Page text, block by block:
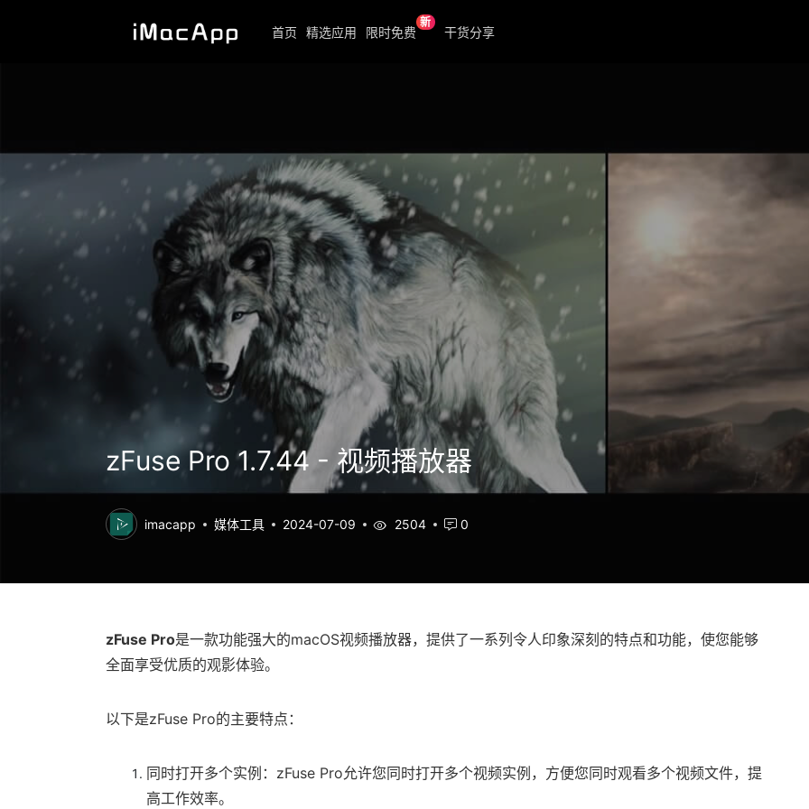
首页 精选应用 限时免费
新
干货分享
zFuse Pro 1.7.44 - 视频播放器
imacapp 媒体工具 2024-07-09 2504 0
zFuse Pro是一款功能强大的macOS视频播放器，提供了一系列令人印象深刻的特点和功能，使您能够
全面享受优质的观影体验。
以下是zFuse Pro的主要特点：
同时打开多个实例：zFuse Pro允许您同时打开多个视频实例，方便您同时观看多个视频文件，提
高工作效率。